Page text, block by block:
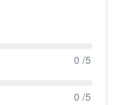
0 /5
0 /5